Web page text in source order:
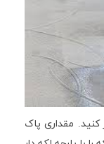
. مقداری پاک